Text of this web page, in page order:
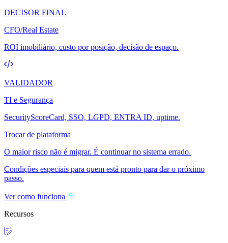
DECISOR FINAL
CFO/Real Estate
ROI imobiliário, custo por posição, decisão de espaço.
VALIDADOR
TI e Segurança
SecurityScoreCard, SSO, LGPD, ENTRA ID, uptime.
Trocar de plataforma
O maior risco não é migrar. É continuar no sistema errado.
Condições especiais para quem está pronto para dar o próximo
passo.
Ver como funciona
Recursos